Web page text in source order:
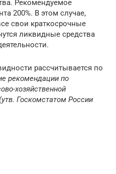
Рекомендуемое
200%. В этом случае,
свои краткосрочные
ликвидные средства
рассчитывается по
рекомендации по
хозяйственной
Госкомстатом России